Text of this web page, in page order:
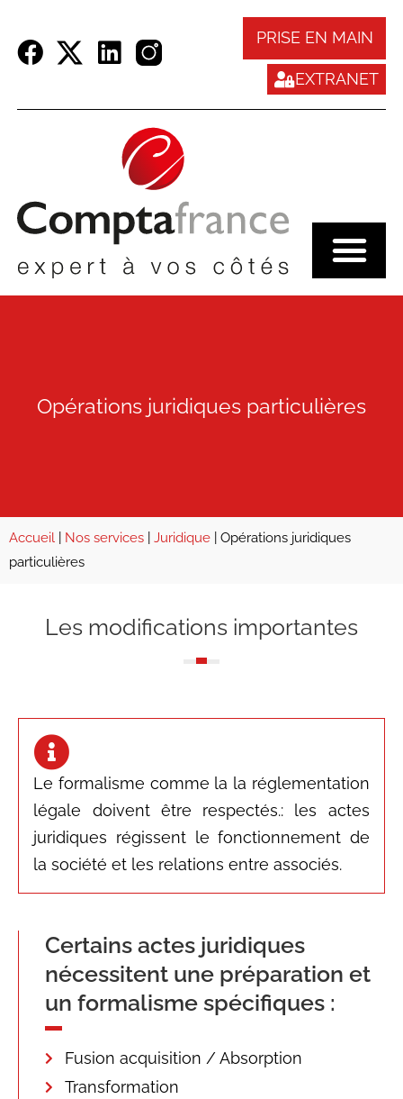
PRISE EN MAIN
EXTRANET
Opérations juridiques particulières
Accueil Nos services Juridique
Opérations juridiques
particulières
Les modifications importantes
Le formalisme comme la la réglementation
légale doivent être respectés.: les actes
juridiques régissent le fonctionnement de
la société et les relations entre associés.
Certains actes juridiques
nécessitent une préparation et
un formalisme spécifiques :
Fusion acquisition / Absorption
Transformation